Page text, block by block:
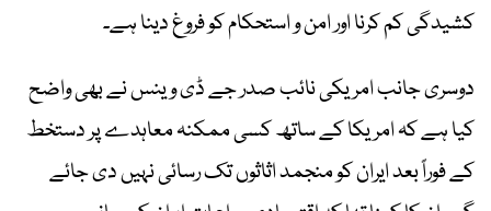
کشیدگی کم کرنا اور امن و استحکام کو فروغ دینا ہے۔
دوسری جانب امریکی نائب صدر جے ڈی وینس نے بھی واضح
کیا ہے کہ امریکا کے ساتھ کسی ممکنہ معاہدے پر دستخط
کے فوراً بعد ایران کو منجمد اثاثوں تک رسائی نہیں دی جائے